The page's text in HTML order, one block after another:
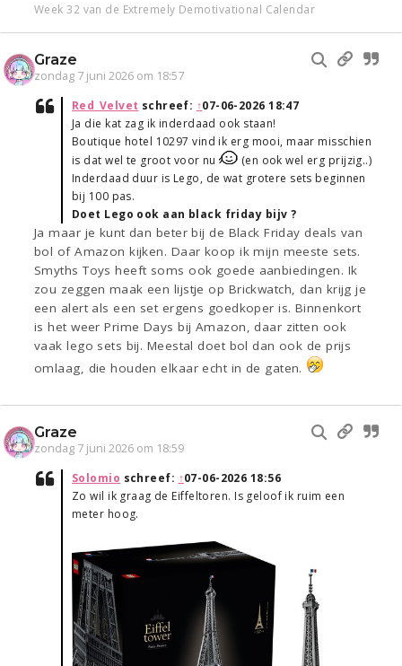
Week 32 van de Extremely Demotivational Calendar
Graze
zondag 7 juni 2026 om 18:57
Red_Velvet schreef: ↑07-06-2026 18:47
Ja die kat zag ik inderdaad ook staan!
Boutique hotel 10297 vind ik erg mooi, maar misschien
is dat wel te groot voor nu
(en ook wel erg prijzig..)
Inderdaad duur is Lego, de wat grotere sets beginnen
bij 100 pas.
Doet Lego ook aan black friday bijv ?
Ja maar je kunt dan beter bij de Black Friday deals van
bol of Amazon kijken. Daar koop ik mijn meeste sets.
Smyths Toys heeft soms ook goede aanbiedingen. Ik
zou zeggen maak een lijstje op Brickwatch, dan krijg je
een alert als een set ergens goedkoper is. Binnenkort
is het weer Prime Days bij Amazon, daar zitten ook
vaak lego sets bij. Meestal doet bol dan ook de prijs
omlaag, die houden elkaar echt in de gaten.
Graze
zondag 7 juni 2026 om 18:59
Solomio schreef: ↑07-06-2026 18:56
Zo wil ik graag de Eiffeltoren. Is geloof ik ruim een
meter hoog.